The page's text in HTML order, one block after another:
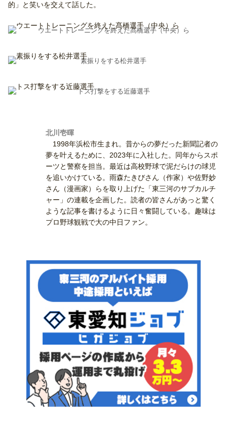
的」と笑いを交えて話した。
ウエートトレーニングを終えた髙橋選手（中央）ら
素振りをする松井選手
トス打撃をする近藤選手
北川壱暉
1998年浜松市生まれ。昔からの夢だった新聞記者の
夢を叶えるために、2023年に入社した。同年からスポ
ーツと警察を担当。最近は高校野球で泥だらけの球児
を追いかけている。雨森たきびさん（作家）や佐野妙
さん（漫画家）らを取り上げた「東三河のサブカルチ
ャー」の連載を企画した。読者の皆さんがあっと驚く
ような記事を書けるように日々奮闘している。趣味は
プロ野球観戦で大の中日ファン。